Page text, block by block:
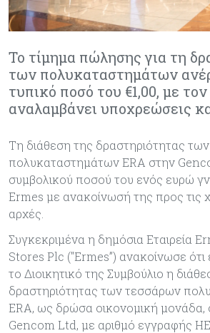
Το τίμημα πώλησης για τη
των πολυκαταστημάτων
τυπικό ποσό του €1,00, με
αναλαμβάνει υποχρεώσεις
Τη διάθεση της δραστηριότητας των
πολυκαταστημάτων ERA στην
συμβολικού ποσού του ενός ευρώ
Ermes με ανακοίνωσή της προς τις
αρχές.
Συγκεκριμένα η δημόσια Εταιρεία
Stores Plc ("Ermes”) ανακοίνωσε ότι
το Διοικητικό της Συμβούλιο η
δραστηριότητας των τεσσάρων
ERA, ως δρώσα οικονομική μονάδα,
Gencom Ltd, με αριθμό εγγραφής